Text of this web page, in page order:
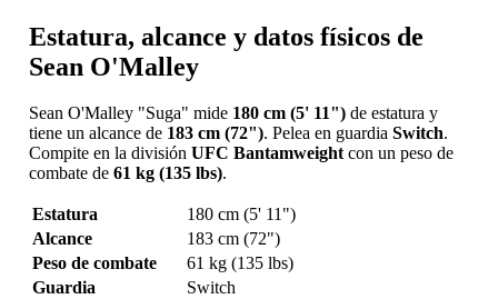
Estatura, alcance y datos físicos de
Sean O'Malley
Sean O'Malley "Suga" mide 180 cm (5' 11")de estatura y
tiene un alcance de 183 cm (72"). Pelea en guardia Switch.
Compite en la división UFC Bantamweightcon un peso de
combate de 61 kg (135 lbs).
Estatura
180 cm (5' 11")
Alcance
183 cm (72")
Peso de combate
61 kg (135 lbs)
Guardia
Switch